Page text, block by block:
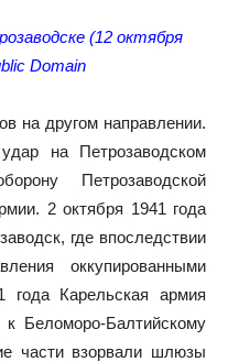
(12 октября
Domain
на другом направлении.
на Петрозаводском
Петрозаводской
2 октября 1941 года
где впоследствии
оккупированными
года Карельская армия
Беломоро-Балтийскому
части взорвали шлюзы